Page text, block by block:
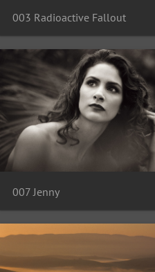
003 Radioactive Fallout
007 Jenny